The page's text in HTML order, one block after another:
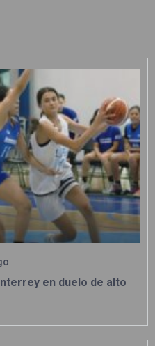
en duelo de alto